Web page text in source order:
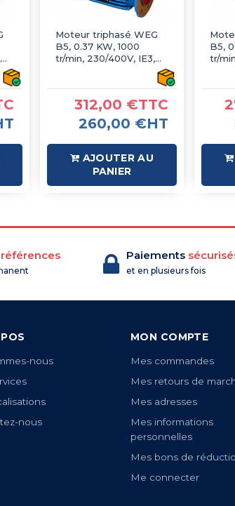
Moteur triphasé WEG
B5, 0.37 KW, 1000
tr/min, 230/400V, IE3,
312,00 €TTC
260,00 €HT
AJOUTER AU
PANIER
B5,
tr/
Paiements
et en plusieurs fois
nous
nous
MON COMPTE
Mes commandes
Mes retours de
Mes adresses
Mes informations
personnelles
Mes bons de
Me connecter